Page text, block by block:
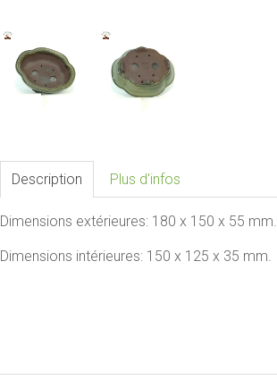
Description Plus d'infos
Dimensions extérieures: 180 x 150 x 55 mm.
Dimensions intérieures: 150 x 125 x 35 mm.